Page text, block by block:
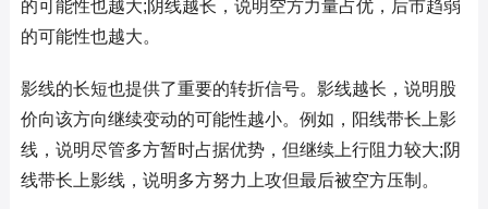
的可能性也越大;阴线越长，说明空方力量占优，后市趋弱
的可能性也越大。
影线的长短也提供了重要的转折信号。影线越长，说明股
价向该方向继续变动的可能性越小。例如，阳线带长上影
线，说明尽管多方暂时占据优势，但继续上行阻力较大;阴
线带长上影线，说明多方努力上攻但最后被空方压制。